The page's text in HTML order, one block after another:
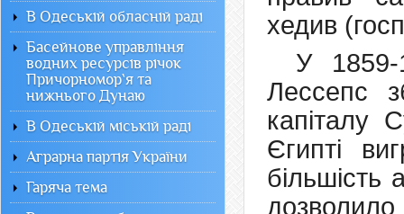
хедив
У
Лессепс
капіталу
Єгипті
більшість
В Одеській обласній раді
Басейнове управління
водних ресурсів річок
Причорномор`я та
нижнього Дунаю
В Одеській міській раді
Аграрна партія України
Гаряча тема